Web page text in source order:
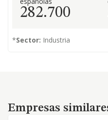
282.700
*Sector: Industria
Empresas similares
Empresas